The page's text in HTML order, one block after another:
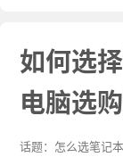
如何选
电脑选
怎么选笔记